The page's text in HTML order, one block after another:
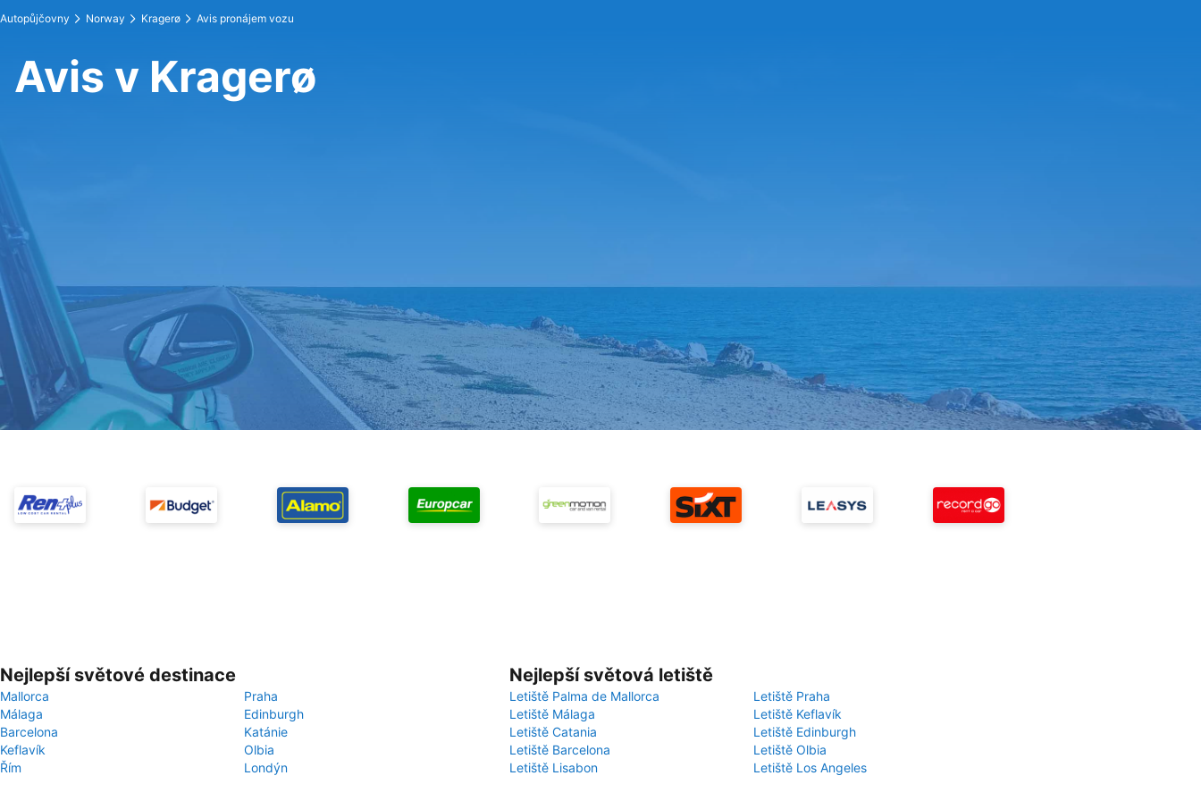
Autopůjčovny Norway Kragerø Avis pronájem vozu
Avis v Kragerø
Nejlepší světové destinace
Mallorca
Praha
Málaga
Edinburgh
Barcelona
Katánie
Keflavík
Olbia
Řím
Londýn
Nejlepší světová letiště
Letiště Palma de Mallorca
Letiště Praha
Letiště Málaga
Letiště Keflavík
Letiště Catania
Letiště Edinburgh
Letiště Barcelona
Letiště Olbia
Letiště Lisabon
Letiště Los Angeles